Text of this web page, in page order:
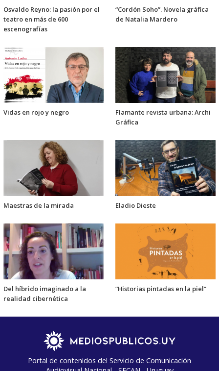
Osvaldo Reyno: la pasión por el
teatro en más de 600
escenografías
“Cordón Soho”. Novela gráfica
de Natalia Mardero
Vidas en rojo y negro
Flamante revista urbana: Archi
Gráfica
Maestras de la mirada Eladio Dieste
Del híbrido imaginado a la
realidad cibernética
“Historias pintadas en la piel”
Portal de contenidos del Servicio de Comunicación